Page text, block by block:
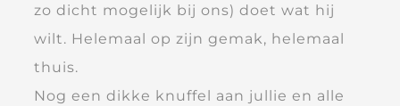
zo dicht mogelijk bij ons) doet wat hij
wilt. Helemaal op zijn gemak, helemaal
thuis.
Nog een dikke knuffel aan jullie en alle